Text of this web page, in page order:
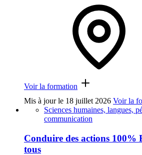
Voir la formation
Mis à jour le 18 juillet 2026 Voir la
Sciences humaines, langues,
communication
Conduire des actions 100%
tous